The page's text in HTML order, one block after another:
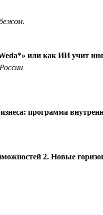
или как ИИ учит
программа
2. Новые